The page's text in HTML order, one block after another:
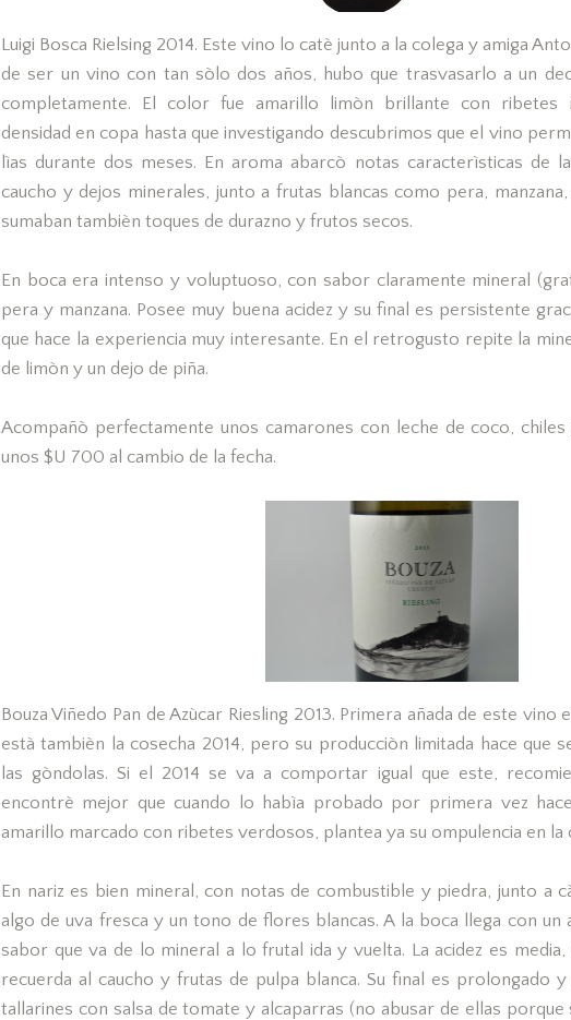
Luigi Bosca Rielsing 2014. Este vino lo catè junto a la colega y amiga
de ser un vino con tan sòlo dos años, hubo que trasvasarlo a un
completamente. El color fue amarillo limòn brillante con ribetes
densidad en copa hasta que investigando descubrimos que el vino
lìas durante dos meses. En aroma abarcò notas caracterìsticas de
caucho y dejos minerales, junto a frutas blancas como pera,
sumaban tambièn toques de durazno y frutos secos.
En boca era intenso y voluptuoso, con sabor claramente mineral
pera y manzana. Posee muy buena acidez y su final es persistente
que hace la experiencia muy interesante. En el retrogusto repite la
de limòn y un dejo de piña.
Acompañò perfectamente unos camarones con leche de coco, chiles
unos $U 700 al cambio de la fecha.
Bouza Viñedo Pan de Azùcar Riesling 2013. Primera añada de este vino
està tambièn la cosecha 2014, pero su producciòn limitada hace que
las gòndolas. Si el 2014 se va a comportar igual que este,
encontrè mejor que cuando lo habìa probado por primera vez
amarillo marcado con ribetes verdosos, plantea ya su ompulencia en la
En nariz es bien mineral, con notas de combustible y piedra, junto a
algo de uva fresca y un tono de flores blancas. A la boca llega con un
sabor que va de lo mineral a lo frutal ida y vuelta. La acidez es
recuerda al caucho y frutas de pulpa blanca. Su final es prolongado
tallarines con salsa de tomate y alcaparras (no abusar de ellas porque